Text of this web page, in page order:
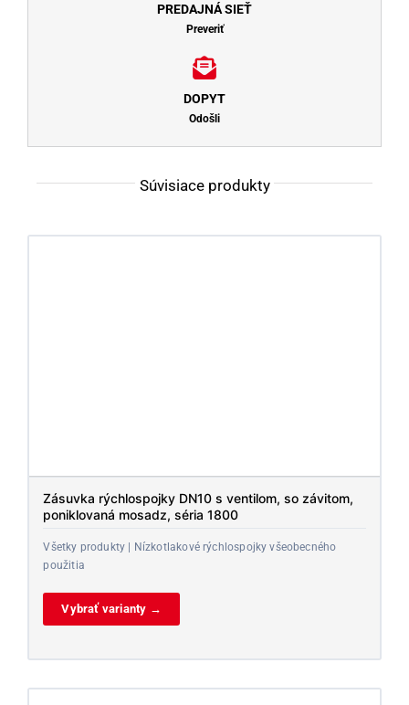
PREDAJNÁ SIEŤ
Preveriť
DOPYT
Odošli
Súvisiace produkty
Zásuvka rýchlospojky DN10 s ventilom, so závitom,
poniklovaná mosadz, séria 1800
Všetky produkty | Nízkotlakové rýchlospojky všeobecného
použitia
Vybrať varianty →